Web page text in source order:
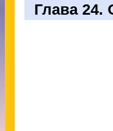
Глава